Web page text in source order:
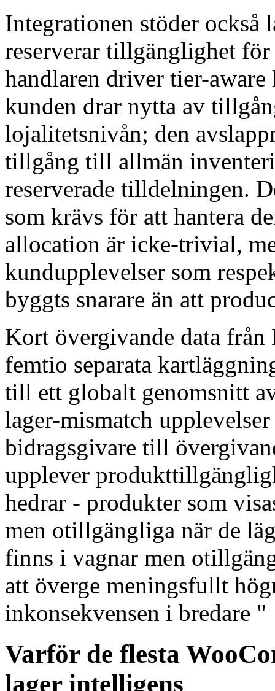
Integrationen stöder
reserverar tillgänglighet
handlaren driver tier-
kunden drar nytta av
lojalitetsnivån; den
tillgång till allmän
reserverade tilldelningen.
som krävs för att hantera
allocation är icke-trivial,
kundupplevelser som
byggts snarare än att
Kort övergivande data
femtio separata
till ett globalt genomsnitt
lager-mismatch
bidragsgivare till
upplever
hedrar - produkter som
men otillgängliga när de
finns i vagnar men
att överge meningsfullt
inkonsekvensen i bredare "
Varför de flesta
lager intelligens